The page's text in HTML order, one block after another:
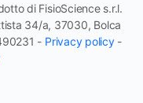
di FisioScience s.r.l.
34/a, 37030, Bolca
- Privacy policy-